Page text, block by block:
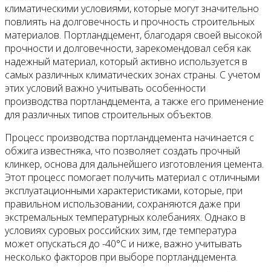
климатическими условиями, которые могут значительно
повлиять на долговечность и прочность строительных
материалов. Портландцемент, благодаря своей высокой
прочности и долговечности, зарекомендовал себя как
надежный материал, который активно используется в
самых различных климатических зонах страны. С учетом
этих условий важно учитывать особенности
производства портландцемента, а также его применение
для различных типов строительных объектов.
Процесс производства портландцемента начинается с
обжига известняка, что позволяет создать прочный
клинкер, основа для дальнейшего изготовления цемента.
Этот процесс помогает получить материал с отличными
эксплуатационными характеристиками, которые, при
правильном использовании, сохраняются даже при
экстремальных температурных колебаниях. Однако в
условиях суровых российских зим, где температура
может опускаться до -40°C и ниже, важно учитывать
несколько факторов при выборе портландцемента.